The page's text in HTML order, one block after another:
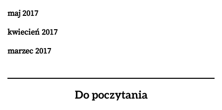
maj 2017
kwiecień 2017
marzec 2017
Do poczytania